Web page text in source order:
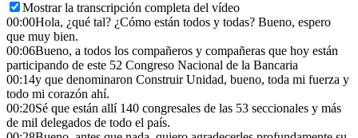
Mostrar la transcripción completa del vídeo
00:00Hola, ¿qué tal? ¿Cómo están todos y todas? Bueno, espero
que muy bien.
00:06Bueno, a todos los compañeros y compañeras que hoy están
participando de este 52 Congreso Nacional de la Bancaria
00:14y que denominaron Construir Unidad, bueno, toda mi fuerza y
todo mi corazón ahí.
00:20Sé que están allí 140 congresales de las 53 seccionales y más
de mil delegados de todo el país.